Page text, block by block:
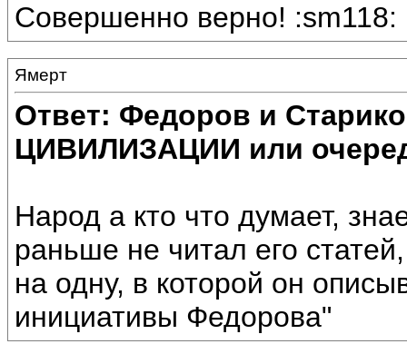
Совершенно верно! :sm118:
Ямерт
Ответ: Федоров и
ЦИВИЛИЗАЦИИ или
Народ а кто что думает,
раньше не читал его
на одну, в которой он
инициативы Федорова"